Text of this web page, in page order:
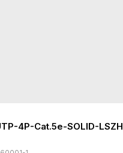
4P-Cat.5e-SOLID-LSZH